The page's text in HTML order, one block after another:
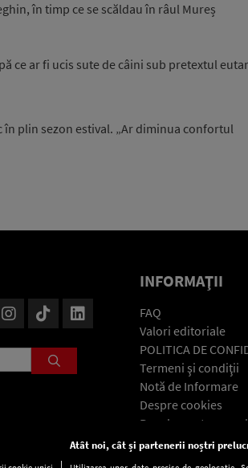
în timp ce se scăldau în râul Mureș
ce ar fi ucis sute de câini sub pretextul
plin sezon estival. „Ar diminua confortul
INFORMAŢII
FAQ
Valori editoriale
POLITICA DE
Termeni şi condiţii
Notă de Informare
Despre cookies
Regulament general
GDPR
Atât noi, cât și partenerii noștri